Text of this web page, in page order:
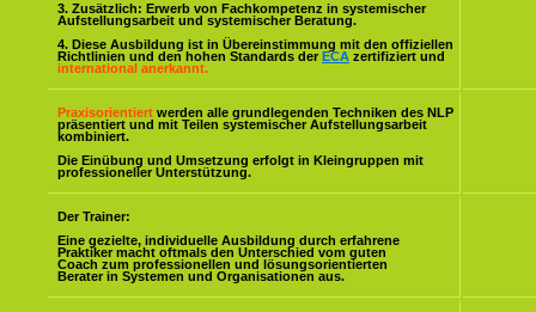
3. Zusätzlich: Erwerb von Fachkompetenz in systemischer
Aufstellungsarbeit und systemischer Beratung.
4. Diese Ausbildung ist in Übereinstimmung mit den offiziellen
Richtlinien und den hohen Standards der ECA zertifiziert und
international anerkannt.
Praxisorientiert werden alle grundlegenden Techniken des NLP
präsentiert und mit Teilen systemischer Aufstellungsarbeit
kombiniert.
Die Einübung und Umsetzung erfolgt in Kleingruppen mit
professioneller Unterstützung.
Der Trainer:
Eine gezielte, individuelle Ausbildung durch erfahrene
Praktiker macht oftmals den Unterschied vom guten
Coach zum professionellen und lösungsorientierten
Berater in Systemen und Organisationen aus.